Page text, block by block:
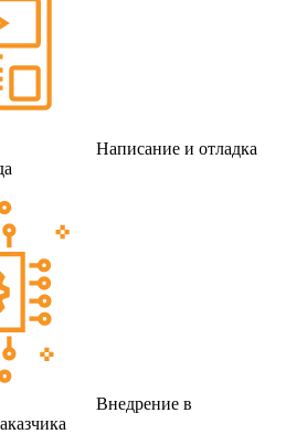
Написание и отладка
Внедрение в